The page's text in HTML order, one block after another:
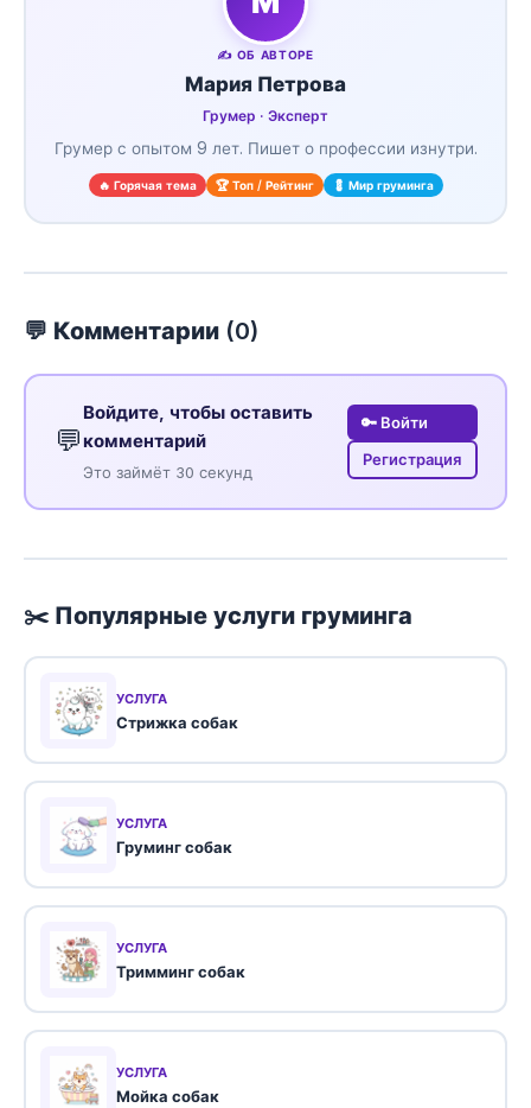
✍️ ОБ АВТОРЕ
Мария Петрова
Грумер · Эксперт
Грумер с опытом 9 лет. Пишет о профессии изнутри.
🔥 Горячая тема 🏆 Топ / Рейтинг 💈 Мир груминга
💬 Комментарии (0)
💬
Войдите, чтобы оставить
комментарий
Это займёт 30 секунд
🔑 Войти
Регистрация
✂️ Популярные услуги груминга
УСЛУГА
Стрижка собак
УСЛУГА
Груминг собак
УСЛУГА
Тримминг собак
УСЛУГА
Мойка собак